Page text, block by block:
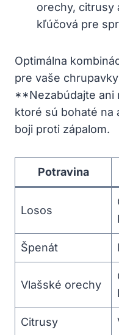
orechy, citrusy
kľúčová pre
Optimálna
pre vaše⁣
**Nezabúdajte ani
ktoré ‌sú bohaté na
boji proti zápalom.
Potravina
Losos
Špenát
Vlašské orechy
Citrusy